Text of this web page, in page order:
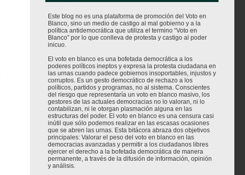
Este blog no es una plataforma de promoción del Voto en
Blanco, sino un medio de castigo al mal gobierno y a la
política antidemocrática que utiliza el termino “Voto en
Blanco” por lo que conlleva de protesta y castigo al poder
inicuo.
El voto en blanco es una bofetada democrática a los
poderes políticos ineptos y expresa la protesta ciudadana en
las urnas cuando padece gobiernos insoportables, injustos y
corruptos. Es un gesto democrático de rechazo a los
políticos, partidos y programas, no al sistema. Conscientes
del riesgo que representaría un voto en blanco masivo, los
gestores de las actuales democracias no lo valoran, ni lo
contabilizan, ni le otorgan plasmación alguna en las
estructuras del poder. El voto en blanco es una censura casi
inútil que sólo podemos realizar en las escasas ocasiones
que se abren las urnas. Esta bitácora abraza dos objetivos
principales: Valorar el peso del voto en blanco en las
democracias avanzadas y permitir a los ciudadanos libres
ejercer el derecho a la bofetada democrática de manera
permanente, a través de la difusión de información, opinión
y análisis.